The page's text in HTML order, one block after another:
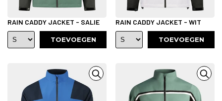
RAIN CADDY JACKET - SALIE
TOEVOEGEN
RAIN CADDY JACKET - WIT
TOEVOEGEN